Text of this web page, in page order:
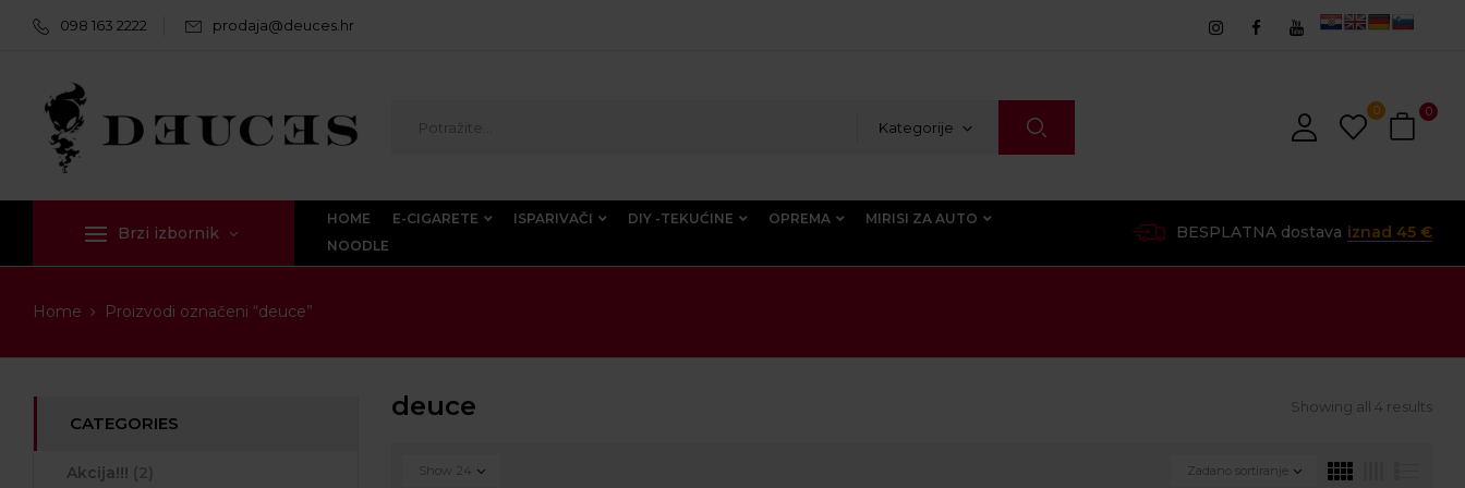
098 163 2222 prodaja@deuces.hr
Kategorije
0 0
Brzi izbornik
HOME E-CIGARETE ISPARIVAČI DIY -TEKUĆINE OPREMA
MIRISI ZA AUTO
NOODLE
BESPLATNA dostava iznad 45 €
Home Proizvodi označeni “deuce”
CATEGORIES
Akcija!!!
deuce Showing all 4 results
Zadano sortiranje
Show 24